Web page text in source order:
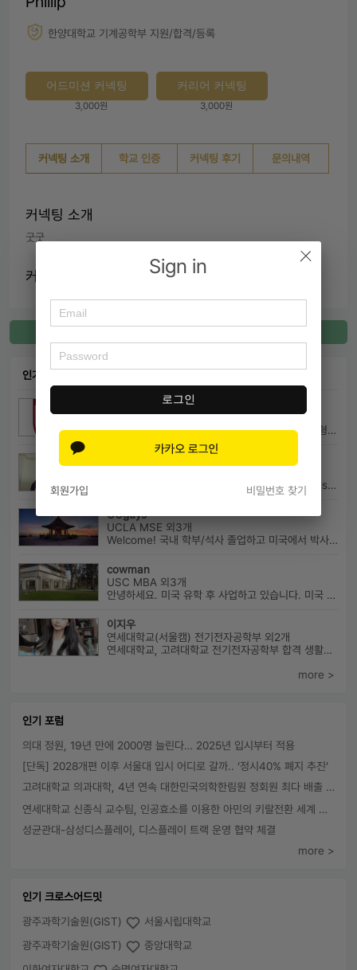
Sign in
로그인
회원가입 비밀번호 찾기
한양대학교 기계공학부 지원/합격/등록
어드미션 커넥팅
3,000원
커리어 커넥팅
3,000원
커넥팅 소개 학교 인증 커넥팅 후기 문의내역
커넥팅 소개
굿굿
커넥팅 내용
인기 커넥팅
고려대국어국문
고려대학교(서울캠) 국어국문학과 외4개
고려대학교 국어국문학과 20학번 (학교추천 2 전형, 최초합) 성균관대...
Graduated from UC Berkeley on a Regent's Scholarship. Af...
UCguys
UCLA MSE 외3개
Welcome! 국내 학부/석사 졸업하고 미국에서 박사과정 재학중입니다. ...
cowman
USC MBA 외3개
안녕하세요. 미국 유학 후 사업하고 있습니다. 미국 유학 관련 전반...
이지우
연세대학교(서울캠) 전기전자공학부 외2개
연세대학교, 고려대학교 전기전자공학부 합격 생활기록부, 내신, 활동 등...
more >
인기 포럼
의대 정원, 19년 만에 2000명 늘린다… 2025년 입시부터 적용
[단독] 2028개편 이후 서울대 입시 어디로 갈까.. ‘정시40% 폐지 추진’
고려대학교 의과대학, 4년 연속 대한민국의학한림원 정회원 최다 배출 外
연세대학교 신종식 교수팀, 인공효소를 이용한 아민의 키랄전환 세계 최초로 성공
성균관대-삼성디스플레이, 디스플레이 트랙 운영 협약 체결
more >
인기 크로스어드밋
광주과학기술원(GIST)
서울시립대학교
광주과학기술원(GIST)
중앙대학교